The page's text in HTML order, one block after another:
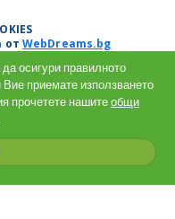
отWebDreams.bg
да осигури правилното
приемате използването
прочетете нашитеобщи